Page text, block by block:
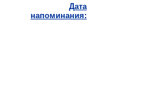
Дата
напоминания: